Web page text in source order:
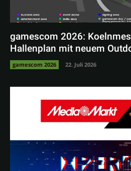
gamescom 2026:
Hallenplan mit neuem
gamescom 2026 22. Juli 2026